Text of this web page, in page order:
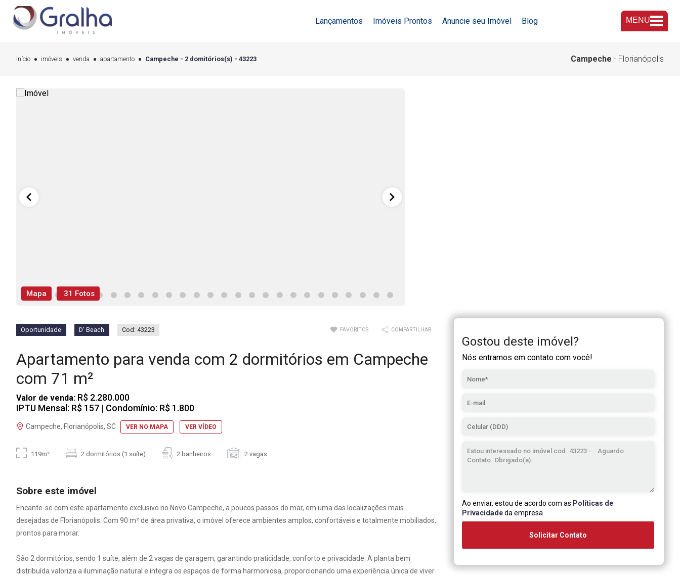
Lançamentos Imóveis Prontos Anuncie seu Imóvel Blog MENU
Início imóveis venda apartamento Campeche - 2 domitórios(s) - 43223 Campeche - Florianópolis
Mapa 31 Fotos
Oportunidade D' Beach Cod: 43223 FAVORITOS COMPARTILHAR
Apartamento para venda com 2 dormitórios em Campeche
com 71 m²
Valor de venda: R$ 2.280.000
IPTU Mensal: R$ 157 | Condomínio: R$ 1.800
Campeche, Florianópolis, SC VER NO MAPA VER VÍDEO
119m² 2 dormitórios (1 suíte) 2 banheiros 2 vagas
Sobre este imóvel
Encante-se com este apartamento exclusivo no Novo Campeche, a poucos passos do mar, em uma das localizações mais
desejadas de Florianópolis. Com 90 m² de área privativa, o imóvel oferece ambientes amplos, confortáveis e totalmente mobiliados,
prontos para morar.
São 2 dormitórios, sendo 1 suíte, além de 2 vagas de garagem, garantindo praticidade, conforto e privacidade. A planta bem
distribuída valoriza a iluminação natural e integra os espaços de forma harmoniosa, proporcionando uma experiência única de viver
Gostou deste imóvel?
Nós entramos em contato com você!
Ao enviar, estou de acordo com as Políticas de
Privacidadeda empresa
Solicitar Contato